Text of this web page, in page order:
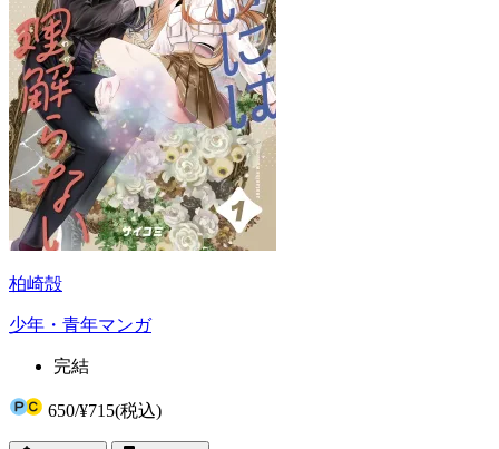
柏崎殻
少年・青年マンガ
完結
650/¥715(税込)